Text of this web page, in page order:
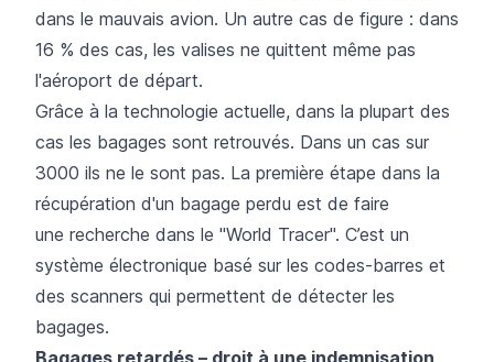
dans le mauvais avion. Un autre cas de figure : dans
16 % des cas, les valises ne quittent même pas
l'aéroport de départ.
Grâce à la technologie actuelle, dans la plupart des
cas les bagages sont retrouvés. Dans un cas sur
3000 ils ne le sont pas. La première étape dans la
récupération d'un bagage perdu est de faire
une recherche dans le "World Tracer". C’est un
système électronique basé sur les codes-barres et
des scanners qui permettent de détecter les
bagages.
Bagages retardés – droit à une indemnisation